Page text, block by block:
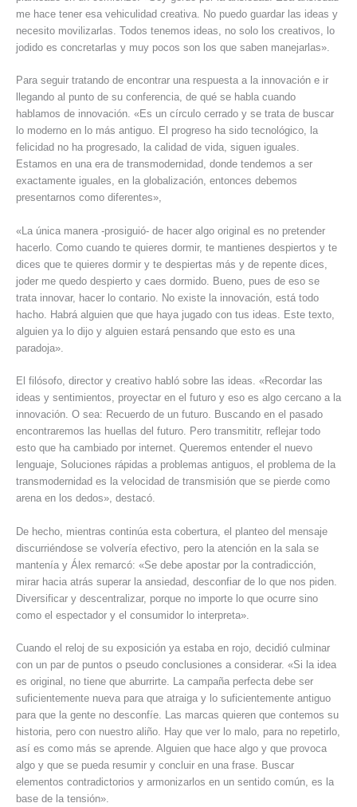
me hace tener esa vehiculidad creativa. No puedo guardar las ideas y
necesito movilizarlas. Todos tenemos ideas, no solo los creativos, lo
jodido es concretarlas y muy pocos son los que saben manejarlas».
Para seguir tratando de encontrar una respuesta a la innovación e ir
llegando al punto de su conferencia, de qué se habla cuando
hablamos de innovación. «Es un círculo cerrado y se trata de buscar
lo moderno en lo más antiguo. El progreso ha sido tecnológico, la
felicidad no ha progresado, la calidad de vida, siguen iguales.
Estamos en una era de transmodernidad, donde tendemos a ser
exactamente iguales, en la globalización, entonces debemos
presentarnos como diferentes»,
«La única manera -prosiguió- de hacer algo original es no pretender
hacerlo. Como cuando te quieres dormir, te mantienes despiertos y te
dices que te quieres dormir y te despiertas más y de repente dices,
joder me quedo despierto y caes dormido. Bueno, pues de eso se
trata innovar, hacer lo contario. No existe la innovación, está todo
hacho. Habrá alguien que que haya jugado con tus ideas. Este texto,
alguien ya lo dijo y alguien estará pensando que esto es una
paradoja».
El filósofo, director y creativo habló sobre las ideas. «Recordar las
ideas y sentimientos, proyectar en el futuro y eso es algo cercano a la
innovación. O sea: Recuerdo de un futuro. Buscando en el pasado
encontraremos las huellas del futuro. Pero transmititr, reflejar todo
esto que ha cambiado por internet. Queremos entender el nuevo
lenguaje, Soluciones rápidas a problemas antiguos, el problema de la
transmodernidad es la velocidad de transmisión que se pierde como
arena en los dedos», destacó.
De hecho, mientras continúa esta cobertura, el planteo del mensaje
discurriéndose se volvería efectivo, pero la atención en la sala se
mantenía y Álex remarcó: «Se debe apostar por la contradicción,
mirar hacia atrás superar la ansiedad, desconfiar de lo que nos piden.
Diversificar y descentralizar, porque no importe lo que ocurre sino
como el espectador y el consumidor lo interpreta».
Cuando el reloj de su exposición ya estaba en rojo, decidió culminar
con un par de puntos o pseudo conclusiones a considerar. «Si la idea
es original, no tiene que aburrirte. La campaña perfecta debe ser
suficientemente nueva para que atraiga y lo suficientemente antiguo
para que la gente no desconfíe. Las marcas quieren que contemos su
historia, pero con nuestro aliño. Hay que ver lo malo, para no repetirlo,
así es como más se aprende. Alguien que hace algo y que provoca
algo y que se pueda resumir y concluir en una frase. Buscar
elementos contradictorios y armonizarlos en un sentido común, es la
base de la tensión».